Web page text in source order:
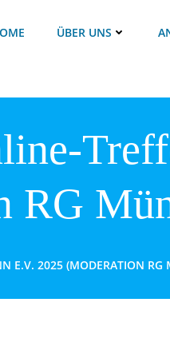
ÜBER UNS
RG
E.V. 2025 (MODERATION RG